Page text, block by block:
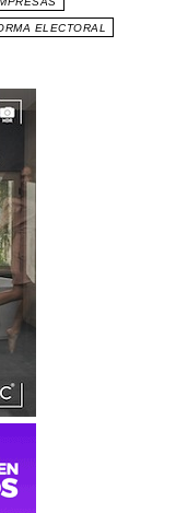
ELECTORAL